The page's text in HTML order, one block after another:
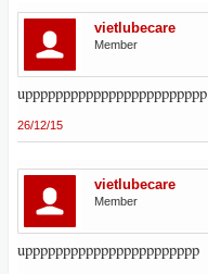
vietlubecare
Member
upppppppppppppppppppppppp
26/12/15
vietlubecare
Member
uppppppppppppppppppppppp